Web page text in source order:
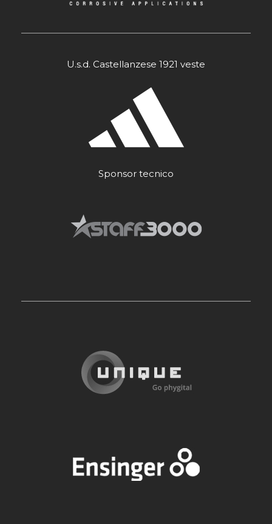
U.s.d. Castellanzese 1921 veste
Sponsor tecnico